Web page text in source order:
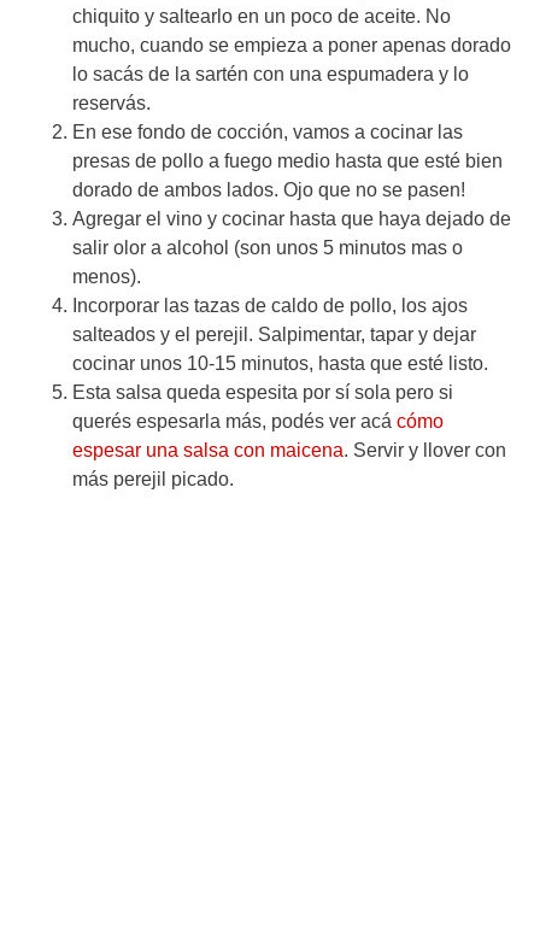
chiquito y saltearlo en un poco de aceite. No
mucho, cuando se empieza a poner apenas dorado
lo sacás de la sartén con una espumadera y lo
reservás.
En ese fondo de cocción, vamos a cocinar las
presas de pollo a fuego medio hasta que esté bien
dorado de ambos lados. Ojo que no se pasen!
Agregar el vino y cocinar hasta que haya dejado de
salir olor a alcohol (son unos 5 minutos mas o
menos).
Incorporar las tazas de caldo de pollo, los ajos
salteados y el perejil. Salpimentar, tapar y dejar
cocinar unos 10-15 minutos, hasta que esté listo.
Esta salsa queda espesita por sí sola pero si
querés espesarla más, podés ver acá cómo
espesar una salsa con maicena. Servir y llover con
más perejil picado.